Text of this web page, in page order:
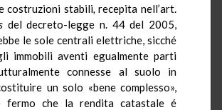
costruzioni stabili,recepita nell’art.
del decreto-legge n. 44 del 2005,
le sole centrali elettriche, sicché
immobili aventi egualmente parti
connesse al suolo in
un solo «bene complesso»,
fermo che la rendita catastale é